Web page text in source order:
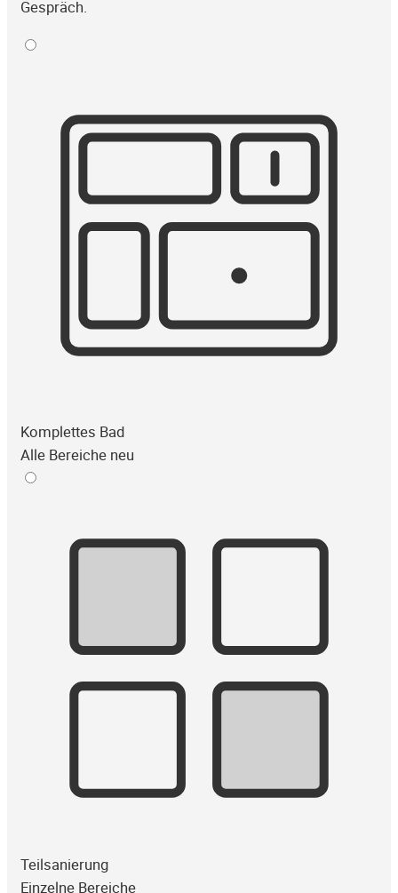
Gespräch.
Komplettes Bad
Alle Bereiche neu
Teilsanierung
Einzelne Bereiche